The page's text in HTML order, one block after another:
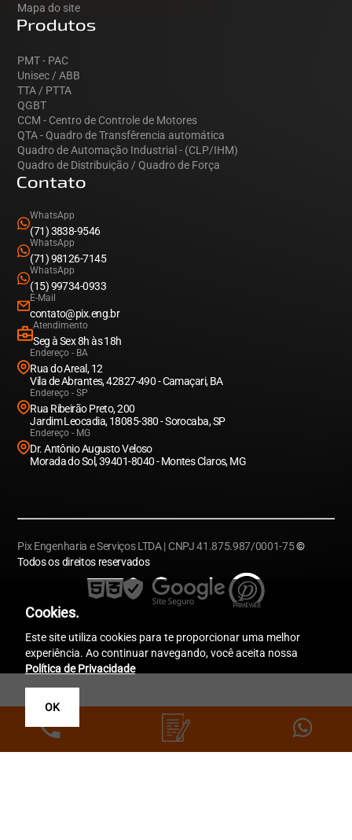
Mapa do site
Produtos
PMT - PAC
Unisec / ABB
TTA / PTTA
QGBT
CCM - Centro de Controle de Motores
QTA - Quadro de Transfêrencia automática
Quadro de Automação Industrial - (CLP/IHM)
Quadro de Distribuição / Quadro de Força
Contato
WhatsApp
(71) 3838-9546
WhatsApp
(71) 98126-7145
WhatsApp
(15) 99734-0933
E-Mail
contato@pix.eng.br
Atendimento
Seg à Sex 8h às 18h
Endereço - BA
Rua do Areal, 12
Vila de Abrantes, 42827-490 - Camaçari, BA
Endereço - SP
Rua Ribeirão Preto, 200
Jardim Leocadia, 18085-380 - Sorocaba, SP
Endereço - MG
Dr. Antônio Augusto Veloso
Morada do Sol, 39401-8040 - Montes Claros, MG
Pix Engenharia e Serviços LTDA | CNPJ 41.875.987/0001-75©
Todos os direitos reservados
Cookies.
Este site utiliza cookies para te proporcionar uma melhor
experiência. Ao continuar navegando, você aceita nossa
Política de Privacidade
OK